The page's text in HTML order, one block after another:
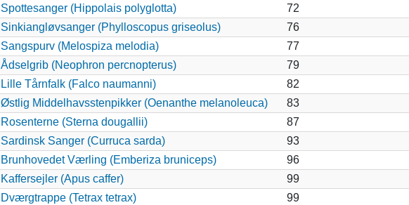
Spottesanger (Hippolais polyglotta)
72
Sinkiangløvsanger (Phylloscopus griseolus)
76
Sangspurv (Melospiza melodia)
77
Ådselgrib (Neophron percnopterus)
79
Lille Tårnfalk (Falco naumanni)
82
Østlig Middelhavsstenpikker (Oenanthe melanoleuca)
83
Rosenterne (Sterna dougallii)
87
Sardinsk Sanger (Curruca sarda)
93
Brunhovedet Værling (Emberiza bruniceps)
96
Kaffersejler (Apus caffer)
99
Dværgtrappe (Tetrax tetrax)
99